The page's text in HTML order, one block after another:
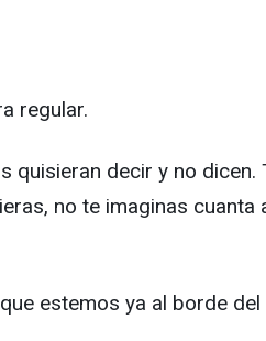
regular.
quisieran decir y no dicen.
no te imaginas cuanta
estemos ya al borde